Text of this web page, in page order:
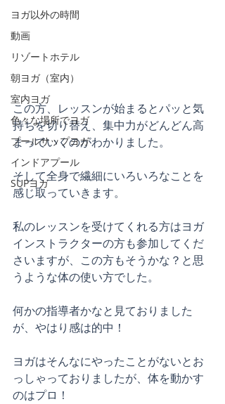
ヨガ以外の時間
動画
リゾートホテル
朝ヨガ（室内）
室内ヨガ
色々な場所でヨガ
プールサップヨガ
インドアプール
SUPヨガ
この方、レッスンが始まるとパッと気
持ちを切り替え、集中力がどんどん高
まっていくのがわかりました。
そして全身で繊細にいろいろなことを
感じ取っていきます。
私のレッスンを受けてくれる方はヨガ
インストラクターの方も参加してくだ
さいますが、この方もそうかな？と思
うような体の使い方でした。
何かの指導者かなと見ておりました
が、やはり感は的中！
ヨガはそんなにやったことがないとお
っしゃっておりましたが、体を動かす
のはプロ！